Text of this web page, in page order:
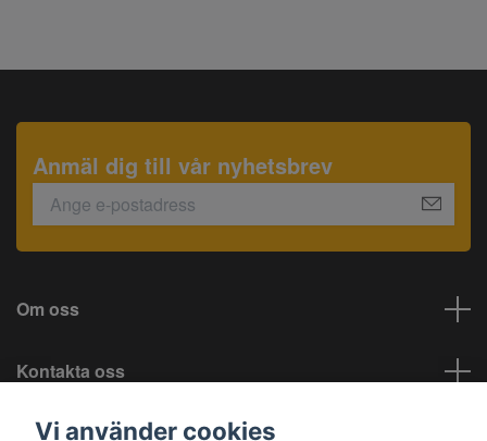
Anmäl dig till vår nyhetsbrev
Om oss
Kontakta oss
Information
Vi använder cookies